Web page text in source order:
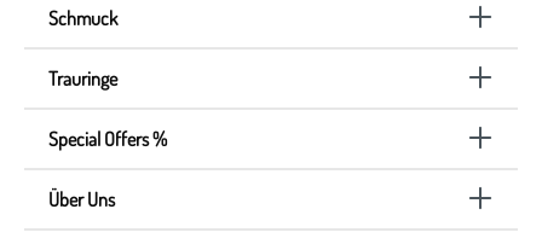
Schmuck
Trauringe
Special Offers %
Über Uns